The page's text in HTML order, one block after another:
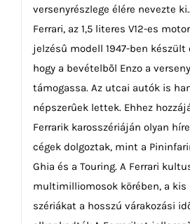
versenyrészlege élére nevezte
Ferrari, az 1,5 literes V12-es
jelzésû modell 1947-ben készült
hogy a bevételbõl Enzo a
támogassa. Az utcai autók is
népszerûek lettek. Ehhez
Ferrarik karosszériáján olyan
cégek dolgoztak, mint a
Ghia és a Touring. A Ferrari
multimilliomosok körében, a kis
szériákat a hosszú várakozási